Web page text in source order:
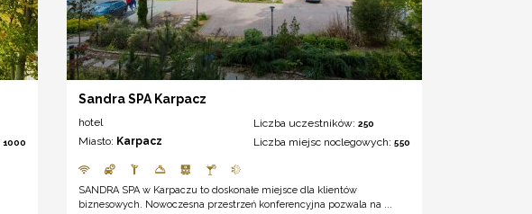
1000
Sandra SPA Karpacz
hotel
Miasto: Karpacz
Liczba uczestników: 250
Liczba miejsc noclegowych: 550
SANDRA SPA w Karpaczu to doskonałe miejsce dla klientów
biznesowych. Nowoczesna przestrzeń konferencyjna pozwala na ...